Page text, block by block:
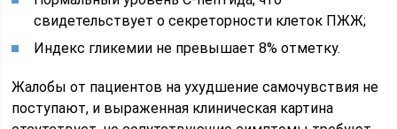
свидетельствует о секреторности клеток ПЖЖ;
Индекс гликемии не превышает 8% отметку.
Жалобы от пациентов на ухудшение самочувствия не
поступают, и выраженная клиническая картина